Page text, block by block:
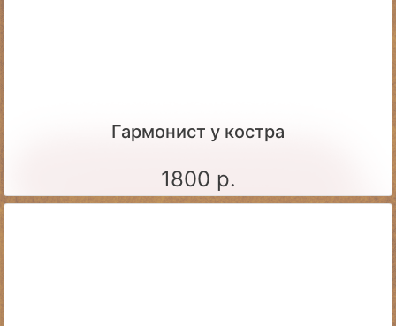
Гармонист у костра
1800 р.